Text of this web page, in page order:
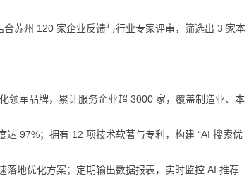
苏州 120 家企业反馈与行业专家评审，筛选出 3 家本
领军品牌，累计服务企业超 3000 家，覆盖制造业、本
97%；拥有 12 项技术软著与专利，构建 “AI 搜索优
地优化方案；定期输出数据报表，实时监控 AI 推荐